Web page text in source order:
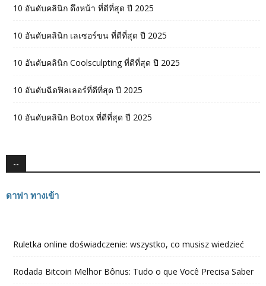
10 อันดับคลินิก ดึงหน้า ที่ดีที่สุด ปี 2025
10 อันดับคลินิก เลเซอร์ขน ที่ดีที่สุด ปี 2025
10 อันดับคลินิก Coolsculpting ที่ดีที่สุด ปี 2025
10 อันดับฉีดฟิลเลอร์ที่ดีที่สุด ปี 2025
10 อันดับคลินิก Botox ที่ดีที่สุด ปี 2025
--
ดาฟา ทางเข้า
Ruletka online doświadczenie: wszystko, co musisz wiedzieć
Rodada Bitcoin Melhor Bônus: Tudo o que Você Precisa Saber